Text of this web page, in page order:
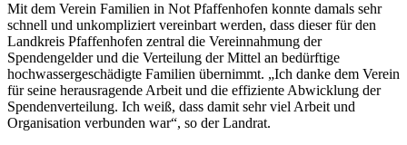
Mit dem Verein Familien in Not Pfaffenhofen konnte damals sehr
schnell und unkompliziert vereinbart werden, dass dieser für den
Landkreis Pfaffenhofen zentral die Vereinnahmung der
Spendengelder und die Verteilung der Mittel an bedürftige
hochwassergeschädigte Familien übernimmt. „Ich danke dem Verein
für seine herausragende Arbeit und die effiziente Abwicklung der
Spendenverteilung. Ich weiß, dass damit sehr viel Arbeit und
Organisation verbunden war“, so der Landrat.